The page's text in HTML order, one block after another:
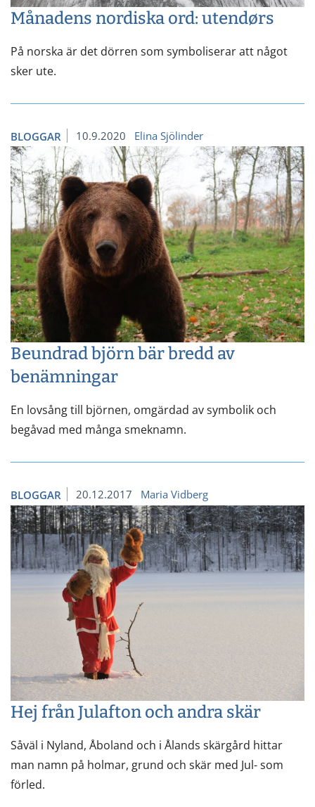
Månadens nordiska ord: utendørs
På norska är det dörren som symboliserar att något
sker ute.
BLOGGAR 10.9.2020 Elina Sjölinder
Beundrad björn bär bredd av
benämningar
En lovsång till björnen, omgärdad av symbolik och
begåvad med många smeknamn.
BLOGGAR 20.12.2017 Maria Vidberg
Hej från Julafton och andra skär
Såväl i Nyland, Åboland och i Ålands skärgård hittar
man namn på holmar, grund och skär med Jul- som
förled.